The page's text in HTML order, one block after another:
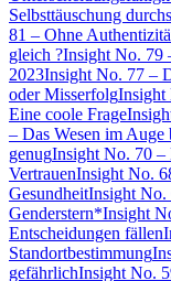
Selbsttäuschung
81 – Ohne
gleich ?Insight No. 79
2023Insight No. 77 –
oder MisserfolgInsight
Eine coole Frage
– Das Wesen im Auge
genugInsight No. 70
VertrauenInsight No.
GesundheitInsight No.
Genderstern*Insight
Entscheidungen fällen
Standortbestimmung
gefährlichInsight No.